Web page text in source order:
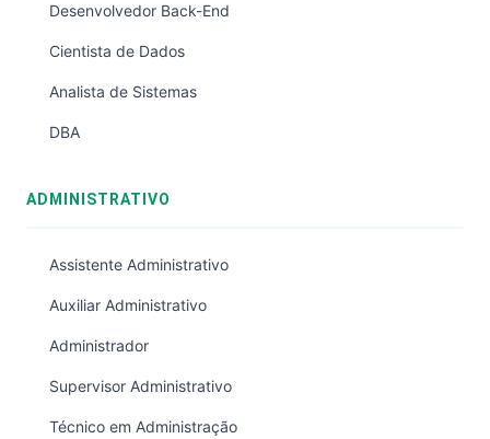
Desenvolvedor Back-End
Cientista de Dados
Analista de Sistemas
DBA
ADMINISTRATIVO
Assistente Administrativo
Auxiliar Administrativo
Administrador
Supervisor Administrativo
Técnico em Administração